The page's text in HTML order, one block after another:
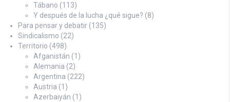
Tábano (113)
Y después de la lucha ¿qué sigue? (8)
Para pensar y debatir (135)
Sindicalismo (22)
Territorio (498)
Afganistán (1)
Alemania (2)
Argentina (222)
Austria (1)
Azerbaiyán (1)